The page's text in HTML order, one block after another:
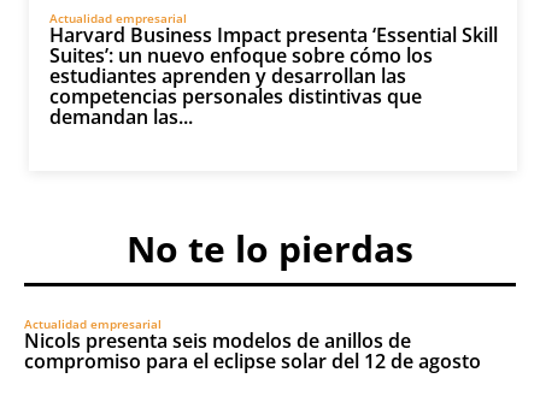
Actualidad empresarial
Harvard Business Impact presenta ‘Essential Skill
Suites’: un nuevo enfoque sobre cómo los
estudiantes aprenden y desarrollan las
competencias personales distintivas que
demandan las...
No te lo pierdas
Actualidad empresarial
Nicols presenta seis modelos de anillos de
compromiso para el eclipse solar del 12 de agosto